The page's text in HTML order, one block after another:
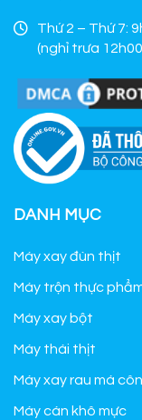
Thứ 2 – Thứ 7:
(nghỉ trưa
DANH MỤC
Máy xay đùn thịt
Máy trộn thực
Máy xay bột
Máy thái thịt
Máy xay rau má
Máy cán khô mực